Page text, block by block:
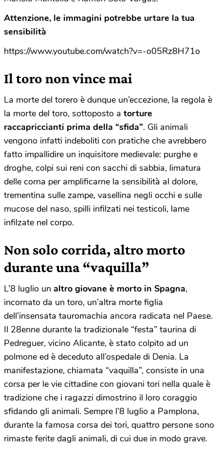
Attenzione, le immagini potrebbe urtare la tua
sensibilità
https://www.youtube.com/watch?v=-o05Rz8H71o
Il toro non vince mai
La morte del torero è dunque un’eccezione, la regola è
la morte del toro, sottoposto a torture
raccapriccianti prima della “sfida”. Gli animali
vengono infatti indeboliti con pratiche che avrebbero
fatto impallidire un inquisitore medievale: purghe e
droghe, colpi sui reni con sacchi di sabbia, limatura
delle corna per amplificarne la sensibilità al dolore,
trementina sulle zampe, vasellina negli occhi e sulle
mucose del naso, spilli infilzati nei testicoli, lame
infilzate nel corpo.
Non solo corrida, altro morto
durante una “vaquilla”
L’8 luglio un altro giovane è morto in Spagna,
incornato da un toro, un’altra morte figlia
dell’insensata tauromachia ancora radicata nel Paese.
Il 28enne durante la tradizionale “festa” taurina di
Pedreguer, vicino Alicante, è stato colpito ad un
polmone ed è deceduto all’ospedale di Denia. La
manifestazione, chiamata “vaquilla”, consiste in una
corsa per le vie cittadine con giovani tori nella quale è
tradizione che i ragazzi dimostrino il loro coraggio
sfidando gli animali. Sempre l’8 luglio a Pamplona,
durante la famosa corsa dei tori, quattro persone sono
rimaste ferite dagli animali, di cui due in modo grave.